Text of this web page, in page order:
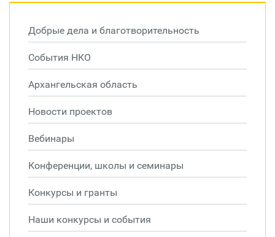
Добрые дела и благотворительность
События НКО
Архангельская область
Новости проектов
Вебинары
Конференции, школы и семинары
Конкурсы и гранты
Наши конкурсы и события